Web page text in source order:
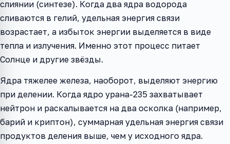
слиянии (синтезе). Когда два ядра водорода
сливаются в гелий, удельная энергия связи
возрастает, а избыток энергии выделяется в виде
тепла и излучения. Именно этот процесс питает
Солнце и другие звёзды.
Ядра тяжелее железа, наоборот, выделяют энергию
при делении. Когда ядро урана-235 захватывает
нейтрон и раскалывается на два осколка (например,
барий и криптон), суммарная удельная энергия связи
продуктов деления выше, чем у исходного ядра.